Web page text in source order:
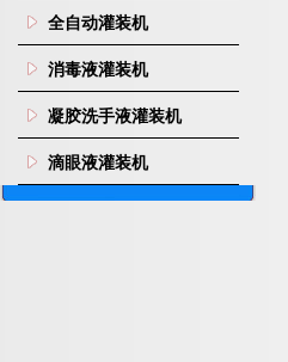
全自动灌装机
消毒液灌装机
凝胶洗手液灌装机
滴眼液灌装机